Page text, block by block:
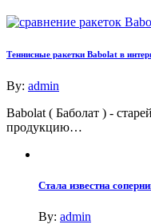
Теннисные ракетки Babolat в
By: admin
Babolat ( Баболат ) -
продукцию…
Стала известна
By: admin